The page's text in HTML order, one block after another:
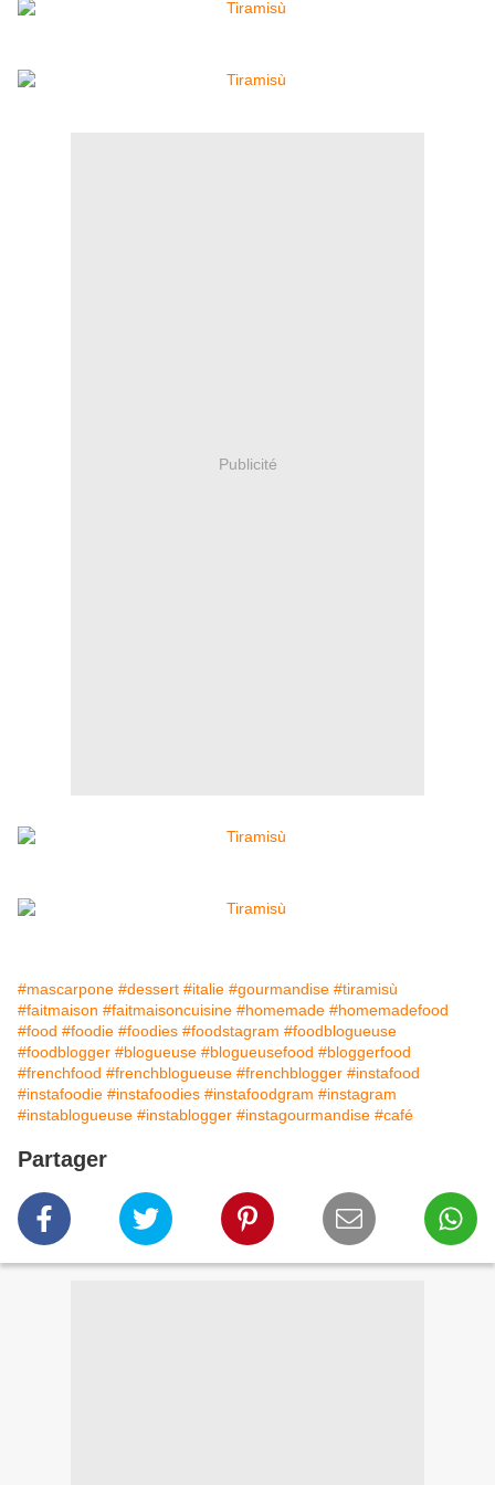
Publicité
#mascarpone #dessert #italie #gourmandise #tiramisù
#faitmaison #faitmaisoncuisine #homemade #homemadefood
#food #foodie #foodies #foodstagram #foodblogueuse
#foodblogger #blogueuse #blogueusefood #bloggerfood
#frenchfood #frenchblogueuse #frenchblogger #instafood
#instafoodie #instafoodies #instafoodgram #instagram
#instablogueuse #instablogger #instagourmandise #café
Partager